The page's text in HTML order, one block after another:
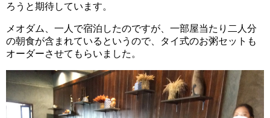
ろうと期待しています。
メオダム、一人で宿泊したのですが、一部屋当たり二人分
の朝食が含まれているというので、タイ式のお粥セットも
オーダーさせてもらいました。